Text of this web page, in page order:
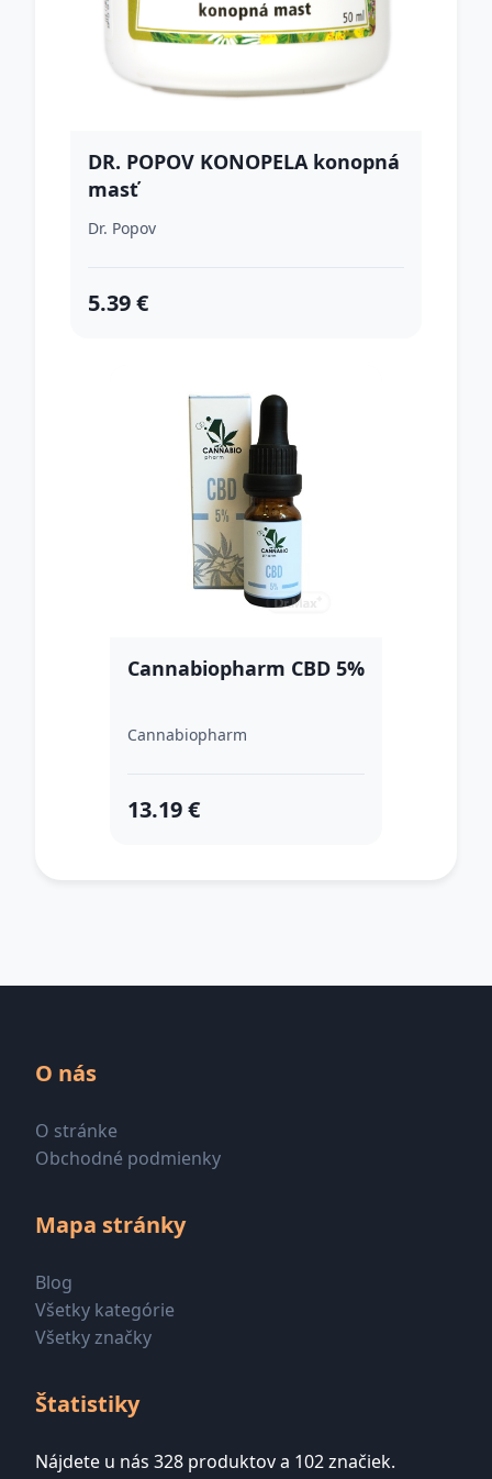
DR. POPOV KONOPELA konopná
masť
Dr. Popov
5.39 €
Cannabiopharm CBD 5%
Cannabiopharm
13.19 €
O nás
O stránke
Obchodné podmienky
Mapa stránky
Blog
Všetky kategórie
Všetky značky
Štatistiky
Nájdete u nás 328 produktov a 102 značiek.